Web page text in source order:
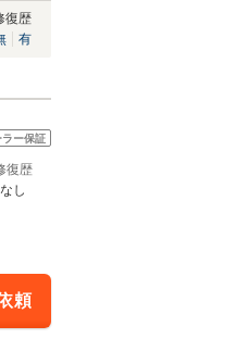
復歴
有
ラー保証
復歴
なし
頼